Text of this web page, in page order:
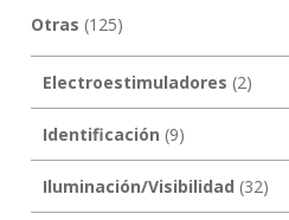
Otras (125)
Electroestimuladores (2)
Identificación (9)
Iluminación/Visibilidad (32)